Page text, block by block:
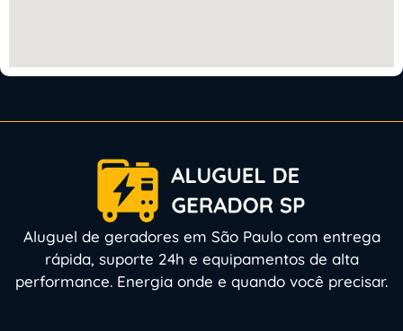
Aluguel de geradores em São Paulo com entrega
rápida, suporte 24h e equipamentos de alta
performance. Energia onde e quando você precisar.